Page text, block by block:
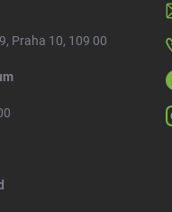
Praha 10, 109 00